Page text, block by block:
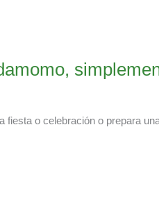
fiesta o celebración o prepara